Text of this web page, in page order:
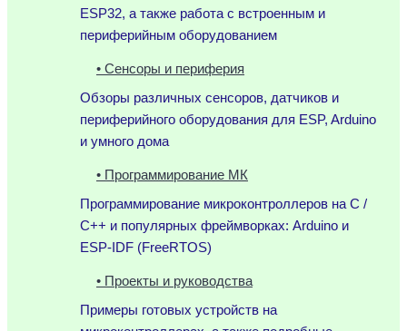
ESP32, а также работа с встроенным и
периферийным оборудованием
• Сенсоры и периферия
Обзоры различных сенсоров, датчиков и
периферийного оборудования для ESP, Arduino
и умного дома
• Программирование МК
Программирование микроконтроллеров на C /
C++ и популярных фреймворках: Arduino и
ESP-IDF (FreeRTOS)
• Проекты и руководства
Примеры готовых устройств на